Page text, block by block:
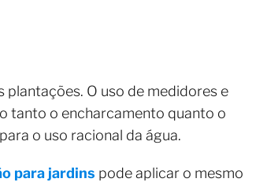
O uso de medidores e
tanto o encharcamento quanto o
o uso racional da água.
para jardins pode aplicar o mesmo